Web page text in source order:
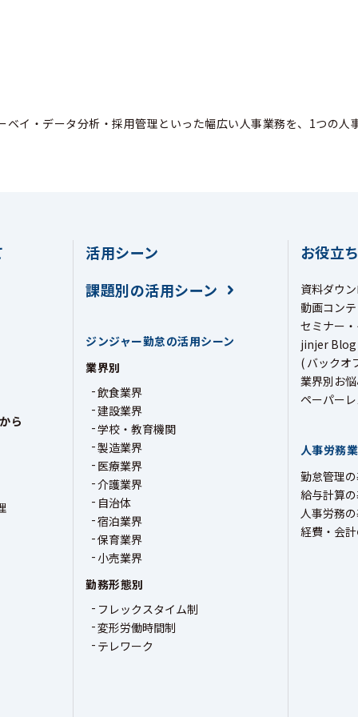
イ・データ分析・採用管理といった幅広い人事業務を、1つの
ら
活用シーン
課題別の活用シーン
ジンジャー勤怠の活用シーン
業界別
飲食業界
建設業界
学校・教育機関
製造業界
医療業界
介護業界
自治体
宿泊業界
保育業界
小売業界
勤務形態別
フレックスタイム制
変形労働時間制
テレワーク
お役立
資料ダウ
動画コン
セミナー
jinjer Blog
( バックオ
業界別お
ペーパー
人事労務
勤怠管理
給与計算
人事労務
経費・会